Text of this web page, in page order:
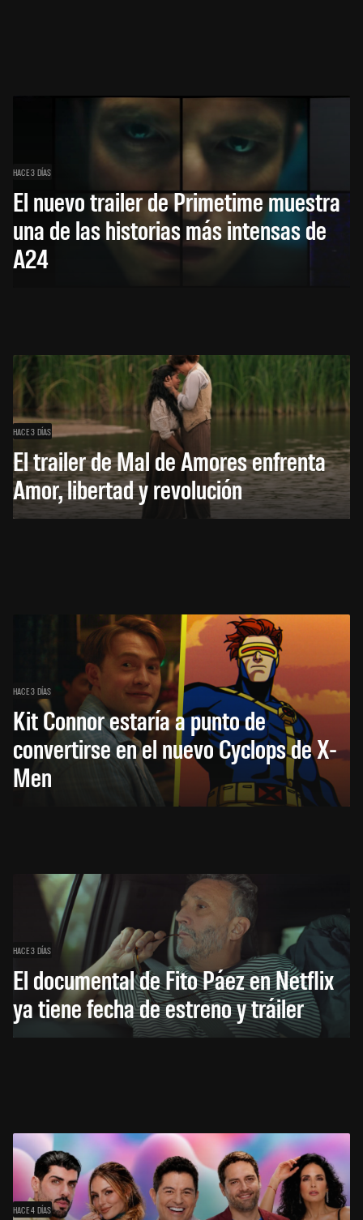
HACE 3 DÍAS
El nuevo trailer de Primetime muestra
una de las historias más intensas de
A24
HACE 3 DÍAS
El trailer de Mal de Amores enfrenta
Amor, libertad y revolución
HACE 3 DÍAS
Kit Connor estaría a punto de
convertirse en el nuevo Cyclops de X-
Men
HACE 3 DÍAS
El documental de Fito Páez en Netflix
ya tiene fecha de estreno y tráiler
HACE 4 DÍAS